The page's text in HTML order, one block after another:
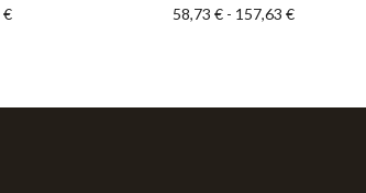
€Rango de precios: desde 22,84 € hasta 42,63 €
58,73€ - 157,63€Rango de